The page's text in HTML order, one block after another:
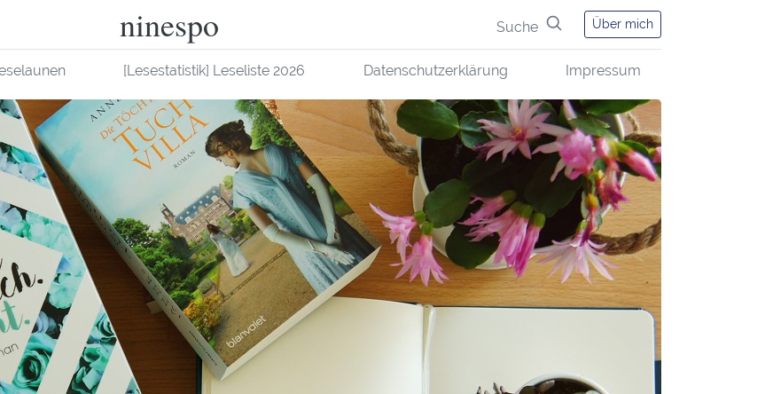
ninespo Suche Über mich
[Lesestatistik] Leseliste 2026 Datenschutzerklärung Impressum